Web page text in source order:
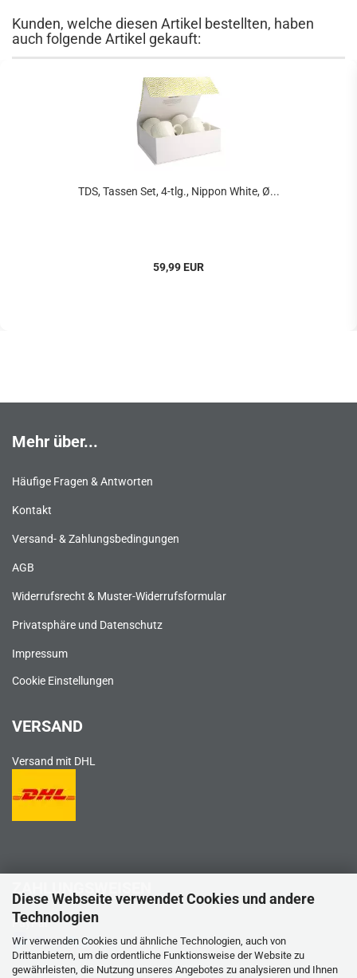
Diese Webseite verwendet Cookies und andere
Technologien
Wir verwenden Cookies und ähnliche Technologien, auch von
Drittanbietern, um die ordentliche Funktionsweise der Website zu
gewährleisten, die Nutzung unseres Angebotes zu analysieren und Ihnen
Kunden, welche diesen Artikel bestellten, haben
auch folgende Artikel gekauft:
TDS, Tassen Set, 4-tlg., Nippon White, Ø...
59,99 EUR
Mehr über...
Häufige Fragen & Antworten
Kontakt
Versand- & Zahlungsbedingungen
AGB
Widerrufsrecht & Muster-Widerrufsformular
Privatsphäre und Datenschutz
Impressum
Cookie Einstellungen
VERSAND
Versand mit DHL
ZAHLUNGSWEISEN
PayPal